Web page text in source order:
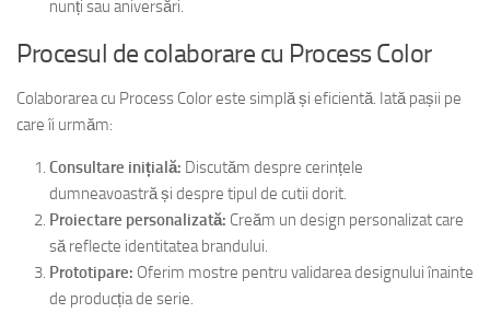
nunți sau aniversări.
Procesul de colaborare cu Process Color
Colaborarea cu Process Color este simplă și eficientă. Iată pașii pe
care îi urmăm:
Consultare inițială: Discutăm despre cerințele
dumneavoastră și despre tipul de cutii dorit.
Proiectare personalizată: Creăm un design personalizat care
să reflecte identitatea brandului.
Prototipare: Oferim mostre pentru validarea designului înainte
de producția de serie.